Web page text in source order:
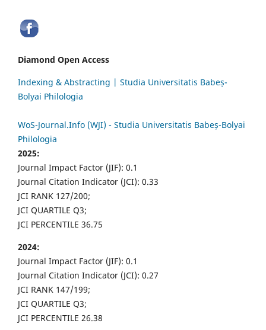
Diamond Open Access
Indexing & Abstracting | Studia Universitatis Babeș-
Bolyai Philologia
WoS-Journal.Info (WJI) - Studia Universitatis Babeș-Bolyai
Philologia
2025:
Journal Impact Factor (JIF): 0.1
Journal Citation Indicator (JCI): 0.33
JCI RANK 127/200;
JCI QUARTILE Q3;
JCI PERCENTILE 36.75
2024:
Journal Impact Factor (JIF): 0.1
Journal Citation Indicator (JCI): 0.27
JCI RANK 147/199;
JCI QUARTILE Q3;
JCI PERCENTILE 26.38